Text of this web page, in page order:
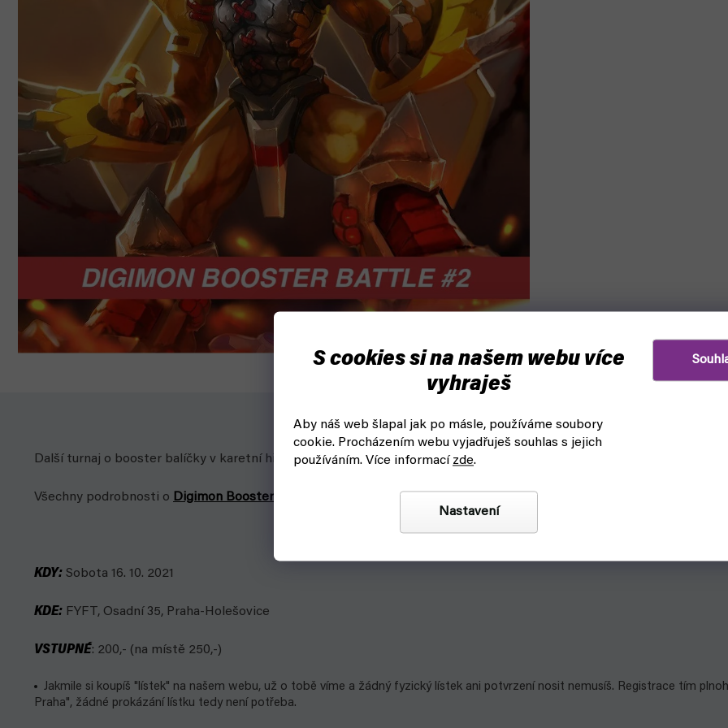
S cookies si na našem webu více
vyhraješ
Aby náš web šlapal jak po másle, používáme soubory
cookie. Procházením webu vyjadřuješ souhlas s jejich
používáním. Více informací zde.
Nastavení
Další turnaj o booster balíčky v karetní hře Digimon Card Game! Tentokrát v sobotu hned po Pre-release eventu
Všechny podrobnosti o Digimon Booster Battle #2 eventu najdeš v článku.
KDY: Sobota 16. 10. 2021
KDE: FYFT, Osadní 35, Praha-Holešovice
VSTUPNÉ: 200,- (na místě 250,-)
Jakmile si koupíš "lístek" na našem webu, už o tobě víme a žádný fyzický lístek ani potvrzení nosit nemusíš. Registrace tím
Praha", žádné prokázání lístku tedy není potřeba.